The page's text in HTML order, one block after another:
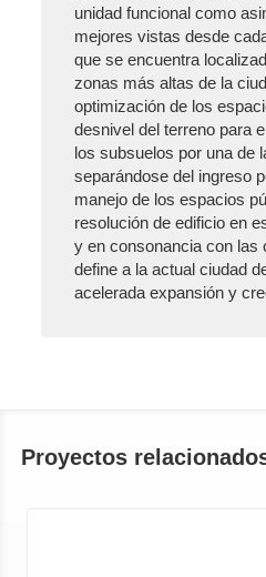
unidad funcional como
mejores vistas desde
que se encuentra
zonas más altas de la
optimización de los
desnivel del terreno para
los subsuelos por una de
separándose del ingreso
manejo de los espacios
resolución de edificio en
y en consonancia con las
define a la actual ciudad
acelerada expansión y
Proyectos